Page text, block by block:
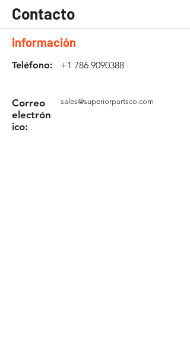
Contacto
información
Teléfono: +1 786 9090388
Correo
electrón
ico:
sales@superiorpartsco.com